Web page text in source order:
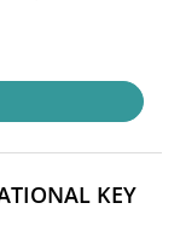
KEY